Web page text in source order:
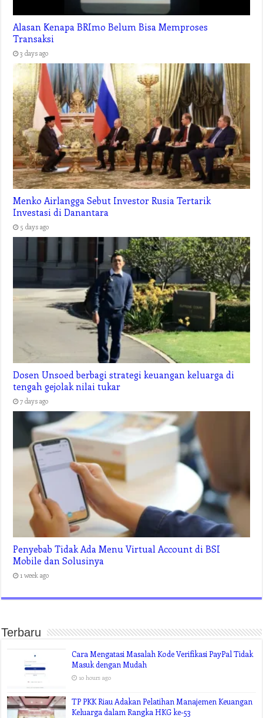
Alasan Kenapa BRImo Belum Bisa Memproses
Transaksi
3 days ago
Menko Airlangga Sebut Investor Rusia Tertarik
Investasi di Danantara
5 days ago
Dosen Unsoed berbagi strategi keuangan keluarga di
tengah gejolak nilai tukar
7 days ago
Penyebab Tidak Ada Menu Virtual Account di BSI
Mobile dan Solusinya
1 week ago
Terbaru
Cara Mengatasi Masalah Kode Verifikasi PayPal Tidak
Masuk dengan Mudah
10 hours ago
TP PKK Riau Adakan Pelatihan Manajemen Keuangan
Keluarga dalam Rangka HKG ke-53